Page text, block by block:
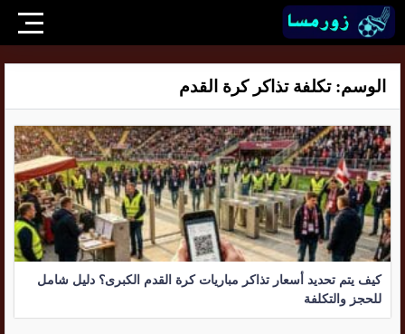
الوسم:تكلفة تذاكر كرة القدم
كيف يتم تحديد أسعار تذاكر مباريات كرة القدم الكبرى؟ دليل شامل
للحجز والتكلفة